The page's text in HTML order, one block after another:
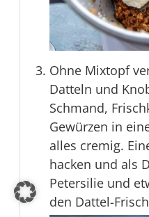
Ohne Mixtopf
Datteln und
Schmand,
Gewürzen in
alles cremig.
hacken und als
Petersilie und
den Dattel-